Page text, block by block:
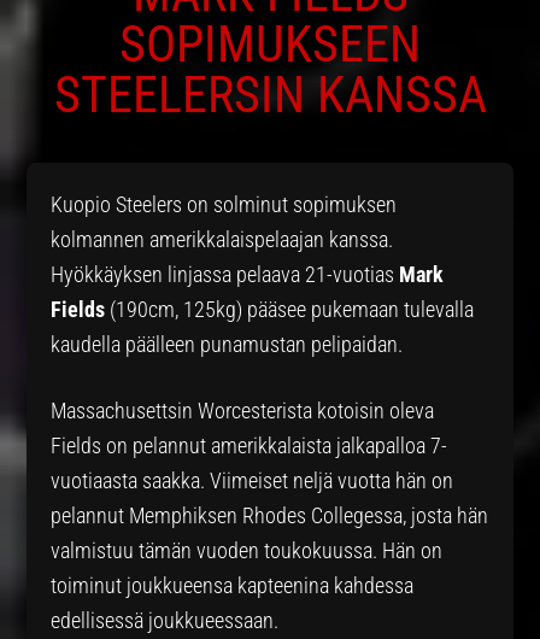
SOPIMUKSEEN
STEELERSIN KANSSA
Kuopio Steelers on solminut sopimuksen
kolmannen amerikkalaispelaajan kanssa.
Hyökkäyksen linjassa pelaava 21-vuotias Mark
Fields (190cm, 125kg) pääsee pukemaan tulevalla
kaudella päälleen punamustan pelipaidan.
Massachusettsin Worcesterista kotoisin oleva
Fields on pelannut amerikkalaista jalkapalloa 7-
vuotiaasta saakka. Viimeiset neljä vuotta hän on
pelannut Memphiksen Rhodes Collegessa, josta hän
valmistuu tämän vuoden toukokuussa. Hän on
toiminut joukkueensa kapteenina kahdessa
edellisessä joukkueessaan.